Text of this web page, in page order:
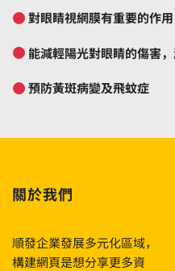
對眼睛視網膜有重要的作用
能減輕陽光對眼睛的傷害
預防黃斑病變及飛蚊症
關於我們
順發企業發展多元化區域，
構建網頁是想分享更多資